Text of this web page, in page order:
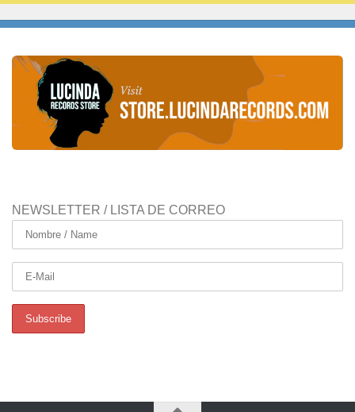
NEWSLETTER / LISTA DE CORREO